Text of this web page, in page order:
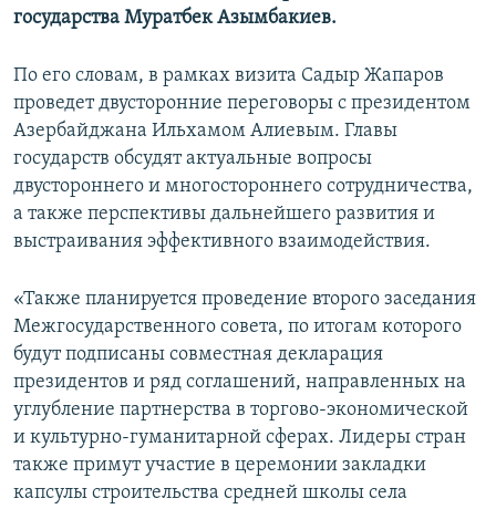
государства Муратбек Азымбакиев.
По его словам, в рамках визита Садыр Жапаров
проведет двусторонние переговоры с президентом
Азербайджана Ильхамом Алиевым. Главы
государств обсудят актуальные вопросы
двустороннего и многостороннего сотрудничества,
а также перспективы дальнейшего развития и
выстраивания эффективного взаимодействия.
«Также планируется проведение второго заседания
Межгосударственного совета, по итогам которого
будут подписаны совместная декларация
президентов и ряд соглашений, направленных на
углубление партнерства в торгово-экономической
и культурно-гуманитарной сферах. Лидеры стран
также примут участие в церемонии закладки
капсулы строительства средней школы села